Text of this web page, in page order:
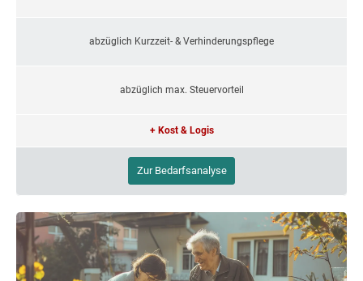
abzüglich Kurzzeit- & Verhinderungspflege
abzüglich max. Steuervorteil
+ Kost & Logis
Zur Bedarfsanalyse